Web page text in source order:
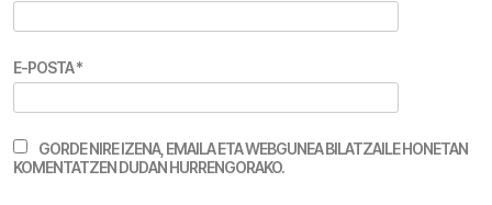
E-POSTA*
GORDE NIRE IZENA, EMAILA ETA WEBGUNEA BILATZAILE HONETAN
KOMENTATZEN DUDAN HURRENGORAKO.